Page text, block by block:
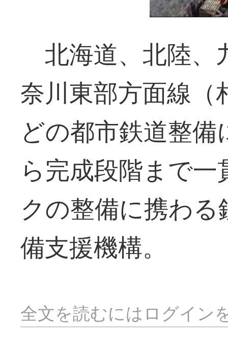
北海道、北陸、
奈川東部方面線（
どの都市鉄道整
ら完成段階まで
クの整備に携わ
備支援機構。
全文を読むにはログイン